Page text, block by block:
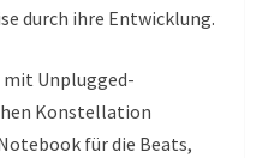
durch ihre Entwicklung.
Unplugged-
Konstellation
für die Beats,